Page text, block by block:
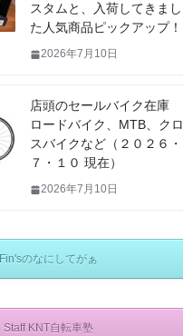
スタムと、入荷してきまし
た人気商品ピックアップ！
2026年7月10日
店頭のセールバイク在庫
ロードバイク、MTB、クロ
スバイクなど（２０２６・
７・１０ 現在）
2026年7月10日
Fin'sのなにしてがぁ
Staff KNT自転車塾